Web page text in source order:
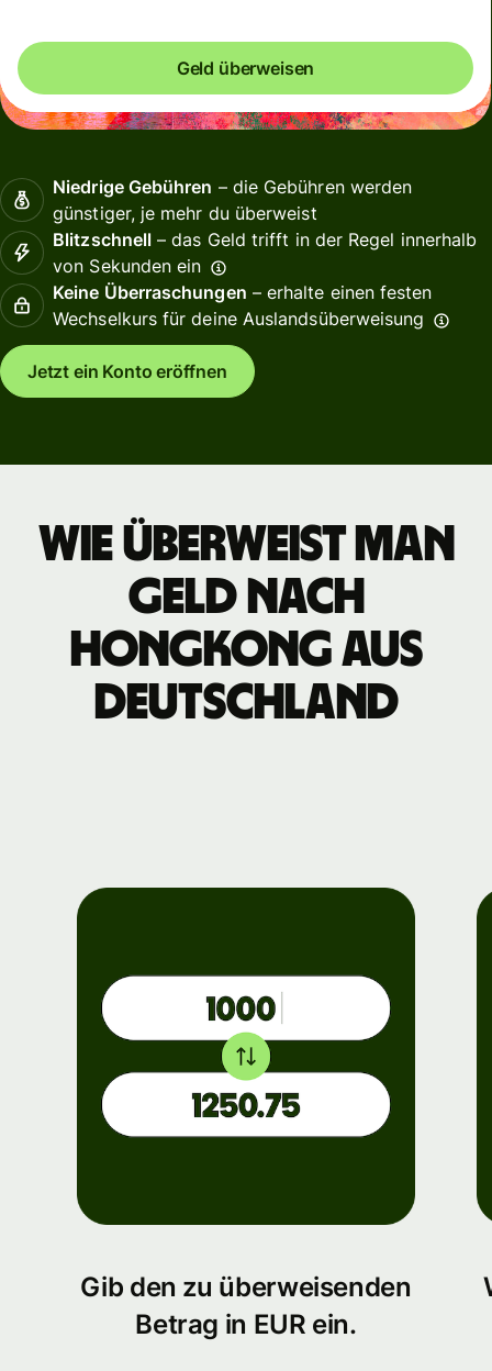
Geld überweisen
Niedrige Gebühren – die Gebühren werden
günstiger, je mehr du überweist
Blitzschnell – das Geld trifft in der Regel innerhalb
von Sekunden ein
Keine Überraschungen – erhalte einen festen
Wechselkurs für deine Auslandsüberweisung
Jetzt ein Konto eröffnen
Wie überweist man
Geld nach
Hongkong aus
Deutschland
Gib den zu überweisenden
Betrag in EUR ein.